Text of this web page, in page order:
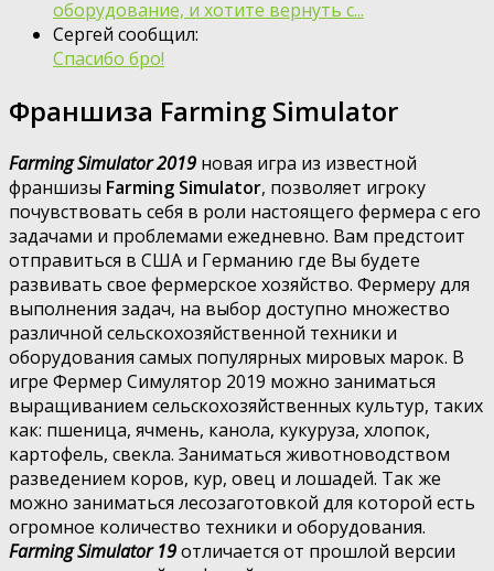
оборудование, и хотите вернуть с...
Сергей сообщил:
Спасибо бро!
Франшиза Farming Simulator
Farming Simulator 2019 новая игра из известной
франшизы Farming Simulator, позволяет игроку
почувствовать себя в роли настоящего фермера с его
задачами и проблемами ежедневно. Вам предстоит
отправиться в США и Германию где Вы будете
развивать свое фермерское хозяйство. Фермеру для
выполнения задач, на выбор доступно множество
различной сельскохозяйственной техники и
оборудования самых популярных мировых марок. В
игре Фермер Симулятор 2019 можно заниматься
выращиванием сельскохозяйственных культур, таких
как: пшеница, ячмень, канола, кукуруза, хлопок,
картофель, свекла. Заниматься животноводством
разведением коров, кур, овец и лошадей. Так же
можно заниматься лесозаготовкой для которой есть
огромное количество техники и оборудования.
Farming Simulator 19отличается от прошлой версии